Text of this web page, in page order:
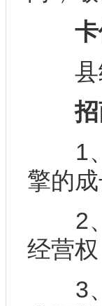
县级
招
1、
擎的成
2、
经营权
3、